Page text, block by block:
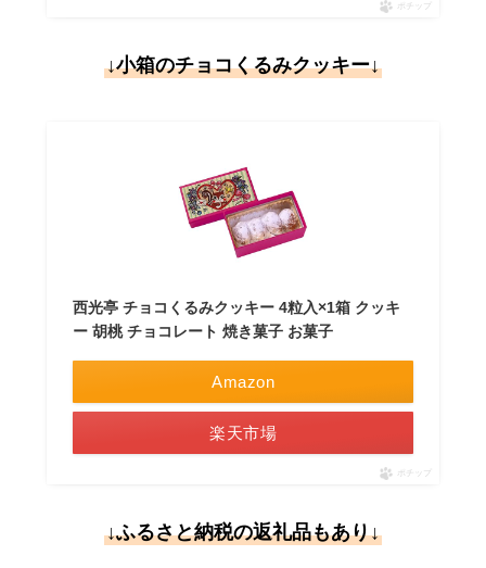
ポチップ
↓小箱のチョコくるみクッキー↓
西光亭 チョコくるみクッキー 4粒入×1箱 クッキ
ー 胡桃 チョコレート 焼き菓子 お菓子
Amazon
楽天市場
ポチップ
↓ふるさと納税の返礼品もあり↓